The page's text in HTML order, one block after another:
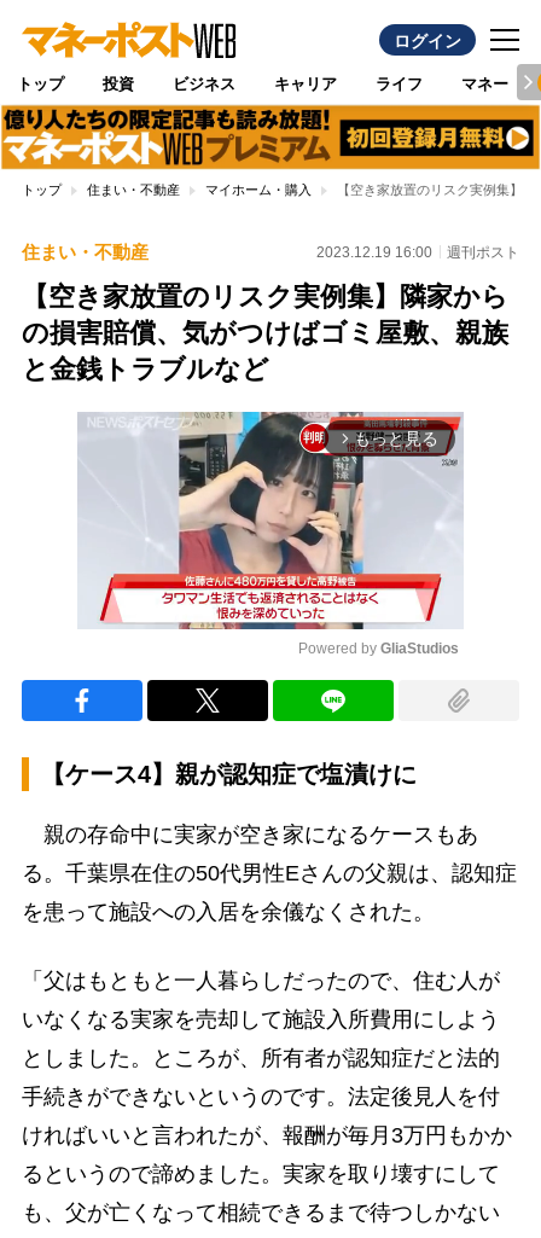
ログイン
トップ 投資 ビジネス キャリア ライフ マネー
トップ 住まい・不動産 マイホーム・購入 【空き家放置のリスク実例集】
住まい・不動産 2023.12.19 16:00 週刊ポスト
【空き家放置のリスク実例集】隣家から
の損害賠償、気がつけばゴミ屋敷、親族
と金銭トラブルなど
arrow_forward_ios もっと見る
Powered by GliaStudios
【ケース4】親が認知症で塩漬けに
親の存命中に実家が空き家になるケースもあ
る。千葉県在住の50代男性Eさんの父親は、認知症
を患って施設への入居を余儀なくされた。
「父はもともと一人暮らしだったので、住む人が
いなくなる実家を売却して施設入所費用にしよう
としました。ところが、所有者が認知症だと法的
手続きができないというのです。法定後見人を付
ければいいと言われたが、報酬が毎月3万円もかか
るというので諦めました。実家を取り壊すにして
も、父が亡くなって相続できるまで待つしかない